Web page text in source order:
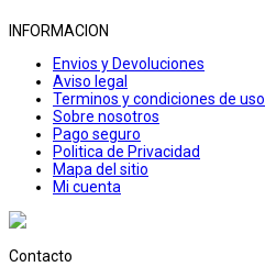
INFORMACION
Envios y Devoluciones
Aviso legal
Terminos y condiciones de uso
Sobre nosotros
Pago seguro
Politica de Privacidad
Mapa del sitio
Mi cuenta
Contacto